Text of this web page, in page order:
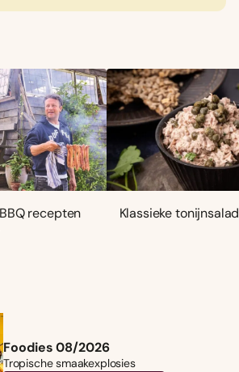
recepten
Klassieke
Foodies 08/2026
Tropische smaakexplosies